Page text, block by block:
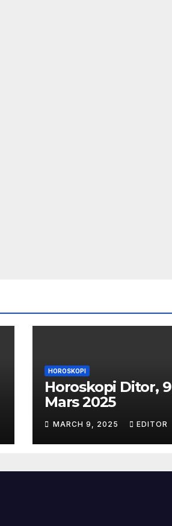
HOROSKOPI
Horoskopi Ditor, 9
Mars 2025
MARCH 9, 2025 EDITOR